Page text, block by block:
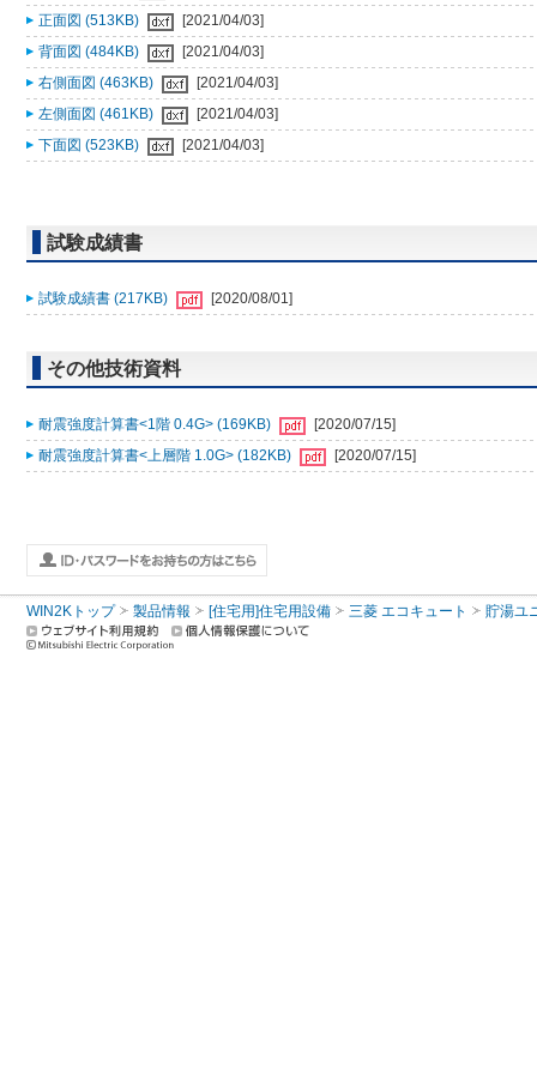
正面図 (513KB)
[2021/04/03]
背面図 (484KB)
[2021/04/03]
右側面図 (463KB)
[2021/04/03]
左側面図 (461KB)
[2021/04/03]
下面図 (523KB)
[2021/04/03]
試験成績書
試験成績書 (217KB) [2020/08/01]
その他技術資料
耐震強度計算書<1階 0.4G> (169KB)
[2020/07/15]
耐震強度計算書<上層階 1.0G> (182KB)
[2020/07/15]
WIN2Kトップ 製品情報 [住宅用]住宅用設備 三菱 エコキュート 貯湯ユ